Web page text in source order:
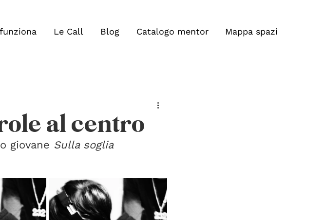
Le Call Blog Catalogo mentor Mappa spazi
al centro
giovane Sulla soglia